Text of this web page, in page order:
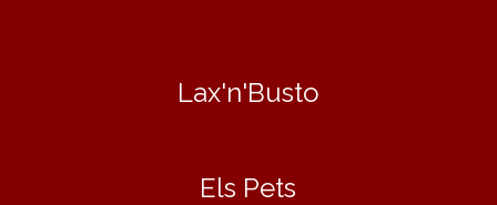
Lax'n'Busto
Els Pets